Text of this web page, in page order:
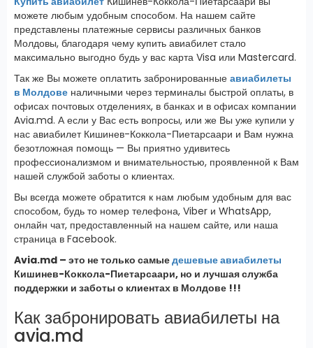
можете любым удобным способом. На нашем сайте
представлены платежные сервисы различных банков
Молдовы, благодаря чему купить авиабилет стало
максимально выгодно будь у вас карта Visa или Mastercard.
Так же Вы можете оплатить забронированные авиабилеты
в Молдове наличными через терминалы быстрой оплаты, в
офисах почтовых отделениях, в банках и в офисах компании
Avia.md. А если у Вас есть вопросы, или же Вы уже купили у
нас авиабилет Кишинев-Коккола-Пиетарсаари и Вам нужна
безотложная помощь — Вы приятно удивитесь
профессионализмом и внимательностью, проявленной к Вам
нашей службой заботы о клиентах.
Вы всегда можете обратится к нам любым удобным для вас
способом, будь то номер телефона, Viber и WhatsApp,
онлайн чат, предоставленный на нашем сайте, или наша
страница в Facebook.
Avia.md – это не только самыедешевые авиабилеты
Кишинев-Коккола-Пиетарсаари, но и лучшая служба
поддержки и заботы о клиентах в Молдове !!!
Как забронировать авиабилеты на
avia.md